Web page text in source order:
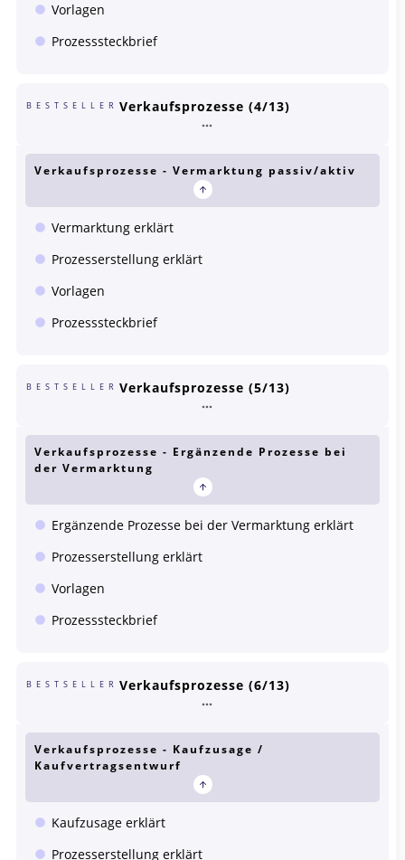
Vorlagen
Prozesssteckbrief
BESTSELLER Verkaufsprozesse (4/13)
Verkaufsprozesse - Vermarktung passiv/aktiv
Vermarktung erklärt
Prozesserstellung erklärt
Vorlagen
Prozesssteckbrief
BESTSELLER Verkaufsprozesse (5/13)
Verkaufsprozesse - Ergänzende Prozesse bei
der Vermarktung
Ergänzende Prozesse bei der Vermarktung erklärt
Prozesserstellung erklärt
Vorlagen
Prozesssteckbrief
BESTSELLER Verkaufsprozesse (6/13)
Verkaufsprozesse - Kaufzusage /
Kaufvertragsentwurf
Kaufzusage erklärt
Prozesserstellung erklärt